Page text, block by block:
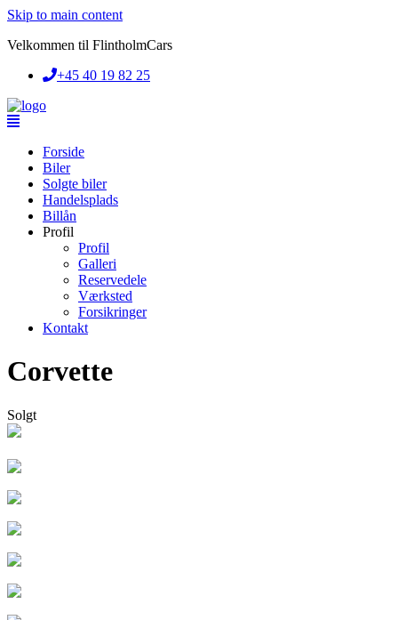
Skip to main content
Velkommen til FlintholmCars
+45 40 19 82 25
Forside
Biler
Solgte biler
Handelsplads
Billån
Profil
Profil
Galleri
Reservedele
Værksted
Forsikringer
Kontakt
Corvette
Solgt